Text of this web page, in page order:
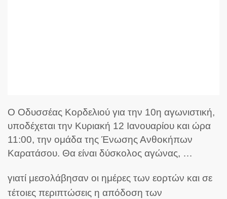
Ο Οδυσσέας Κορδελιού για την 10η αγωνιστική,
υποδέχεται την Κυριακή 12 Ιανουαρίου και ώρα
11:00, την ομάδα της Ένωσης Ανθοκήπων
Καρατάσου. Θα είναι δύσκολος αγώνας, …
γιατί μεσολάβησαν οι ημέρες των εορτών και σε
τέτοιες περιπτώσεις η απόδοση των